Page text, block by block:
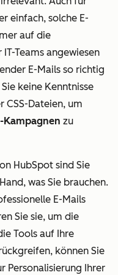
einfach, solche E-
auf die
Teams angewiesen
E-Mails so richtig
keine Kenntnisse
CSS-Dateien, um
Kampagnen zu
HubSpot sind Sie
was Sie brauchen.
E-Mails
Sie sie, um die
Tools auf Ihre
können Sie
Personalisierung Ihrer